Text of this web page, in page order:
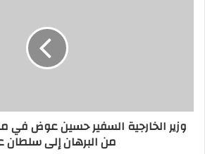
وزير الخارجية السفير حسين عوض في
من البرهان إلى سلطان